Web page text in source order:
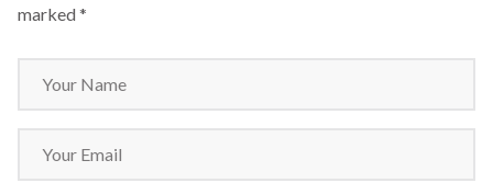
marked *